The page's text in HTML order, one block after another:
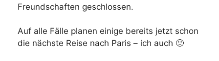
Freundschaften geschlossen.
Auf alle Fälle planen einige bereits jetzt schon
die nächste Reise nach Paris – ich auch 🙂